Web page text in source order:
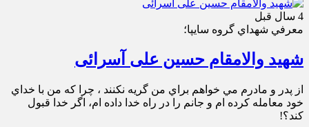
4 سال قبل
معرفي شهداي گروه سايپا؛
شهید والامقام حسین علی آسرائی
از پدر و مادرم مي خواهم براي من گريه نكنند ، چرا كه من با خداي
خود معامله كرده ام و جانم را در راه خدا داده ام، اگر خدا قبول
كند؟!